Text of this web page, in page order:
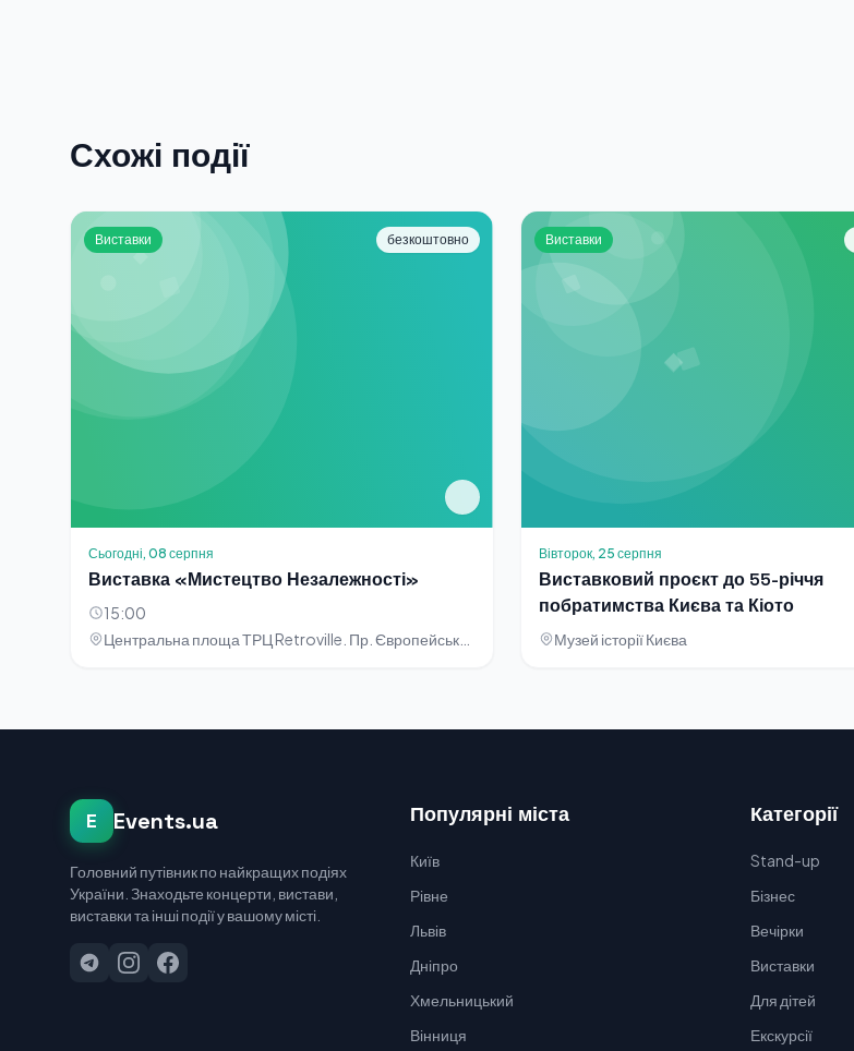
Схожі події
Виставки безкоштовно
Сьогодні, 08 серпня
Виставка «Мистецтво Незалежності»
15:00
Виставки
Вівторок, 25 серпня
Виставковий проєкт до 55-річчя
побратимства Києва та Кіото
Музей історії Києва
E Events.ua
Головний путівник по найкращих подіях
України. Знаходьте концерти, вистави,
виставки та інші події у вашому місті.
Популярні міста
Київ
Рівне
Львів
Дніпро
Хмельницький
Вінниця
Категорії
Stand-up
Бізнес
Вечірки
Виставки
Для дітей
Екскурсії